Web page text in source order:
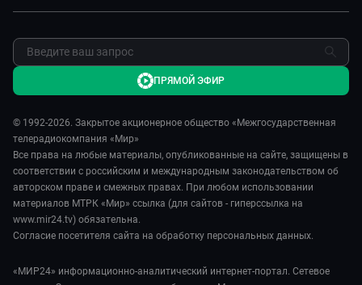
Обратная связь
© 1992-2026. Закрытое акционерное общество «Межгосударственная
телерадиокомпания «Мир»
Все права на любые материалы, опубликованные на сайте, защищены в
соответствии с российским и международным законодательством об
авторском праве и смежных правах. При любом использовании
материалов МТРК «Мир» ссылка (для сайтов - гиперссылка на
www.mir24.tv) обязательна.
Согласие посетителя сайта на обработку персональных данных.
«МИР24» информационно-аналитический интернет-портал. Сетевое
ПРЯМОЙ ЭФИР